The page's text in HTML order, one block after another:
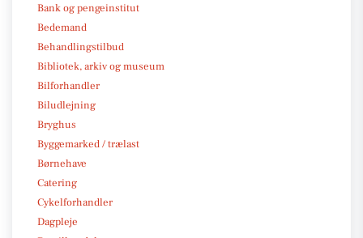
Bank og pengeinstitut
Bedemand
Behandlingstilbud
Bibliotek, arkiv og museum
Bilforhandler
Biludlejning
Bryghus
Byggemarked / trælast
Børnehave
Catering
Cykelforhandler
Dagpleje